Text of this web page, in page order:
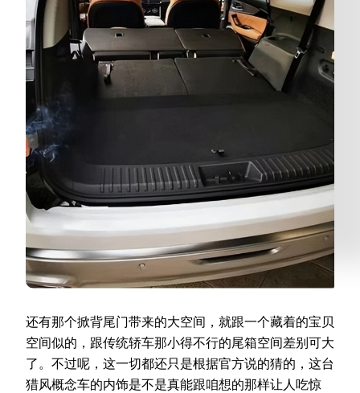
还有那个掀背尾门带来的大空间，就跟一个藏着的宝贝
空间似的，跟传统轿车那小得不行的尾箱空间差别可大
了。不过呢，这一切都还只是根据官方说的猜的，这台
猎风概念车的内饰是不是真能跟咱想的那样让人吃惊